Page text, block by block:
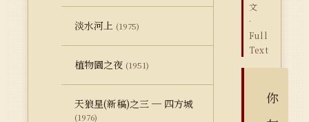
淡水河上 (1975)
植物園之夜 (1951)
天狼星(新稿)之三 ─ 四方城
(1976)
文
·
Full
Text
你